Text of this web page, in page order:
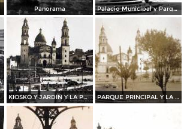
Panorama Palacio Municipal y Parque
KIOSKO Y JARDIN Y LA PARROQUIA PARQUE PRINCIPAL Y LA PARROQUIA